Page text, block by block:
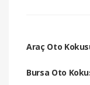
Araç Oto
Bursa Oto